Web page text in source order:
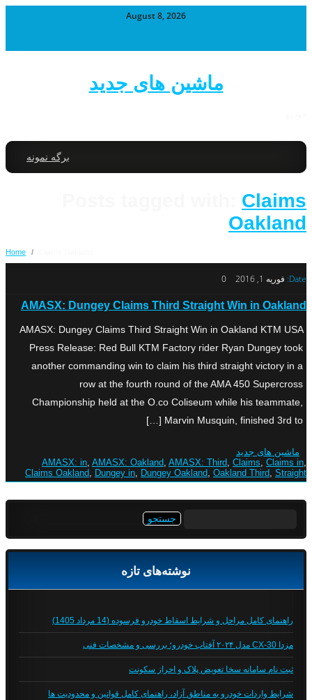
August 8, 2026
ماشین های جدید
برگه نمونه
Claims
Oakland
Home /
Date: فوریه 1, 2016 0
AMASX: Dungey Claims Third Straight Win in Oakland
AMASX: Dungey Claims Third Straight Win in Oakland KTM USA
Press Release: Red Bull KTM Factory rider Ryan Dungey took
another commanding win to claim his third straight victory in a
row at the fourth round of the AMA 450 Supercross
Championship held at the O.co Coliseum while his teammate,
Marvin Musquin, finished 3rd to […]
ماشین های جدید
AMASX: in, AMASX: Oakland, AMASX: Third, Claims, Claims in,
Claims Oakland, Dungey in, Dungey Oakland, Oakland Third, Straight
نوشته‌های تازه
راهنمای کامل مراحل و شرایط اسقاط خودرو فرسوده (14 مرداد 1405)
مزدا CX-30 مدل ۲۰۲۴ آفتاب خودرو؛ بررسی و مشخصات فنی
ثبت نام سامانه سخا تعویض پلاک و احراز سکونت
شرایط واردات خودرو به مناطق آزاد، راهنمای کامل قوانین و محدودیت ها